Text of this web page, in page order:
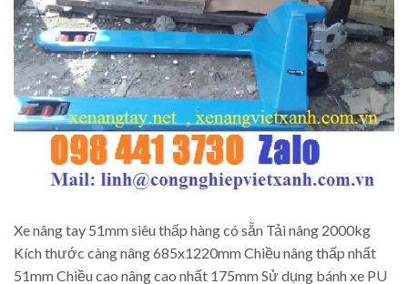
Xe nâng tay 51mm siêu thấp hàng có sẵn Tải nâng 2000kg
Kích thước càng nâng 685x1220mm Chiều nâng thấp nhất
51mm Chiều cao nâng cao nhất 175mm Sử dụng bánh xe PU